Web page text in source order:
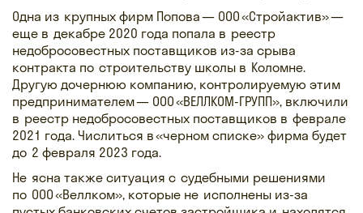
Одна из крупных фирм Попова — ООО «Стройактив» —
еще в декабре 2020 года попала в реестр
недобросовестных поставщиков из-за срыва
контракта по строительству школы в Коломне.
Другую дочернюю компанию, контролируемую этим
предпринимателем — ООО «ВЕЛЛКОМ-ГРУПП», включили
в реестр недобросовестных поставщиков в феврале
2021 года. Числиться в «черном списке» фирма будет
до 2 февраля 2023 года.
Не ясна также ситуация с судебными решениями
по ООО «Веллком», которые не исполнены из-за